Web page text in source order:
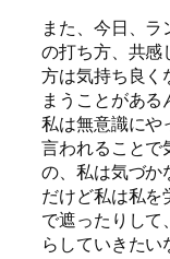
また、今日、
の打ち方、共感
方は気持ち良く
まうことがある
私は無意識にや
言われることで
の、私は気づか
だけど私は私を
で遮ったりして
らしていきた